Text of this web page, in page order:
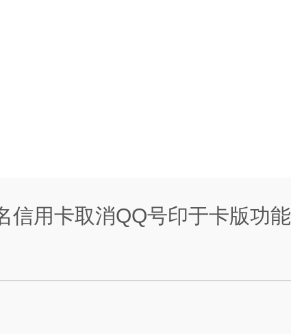
信用卡取消QQ号印于卡版功能